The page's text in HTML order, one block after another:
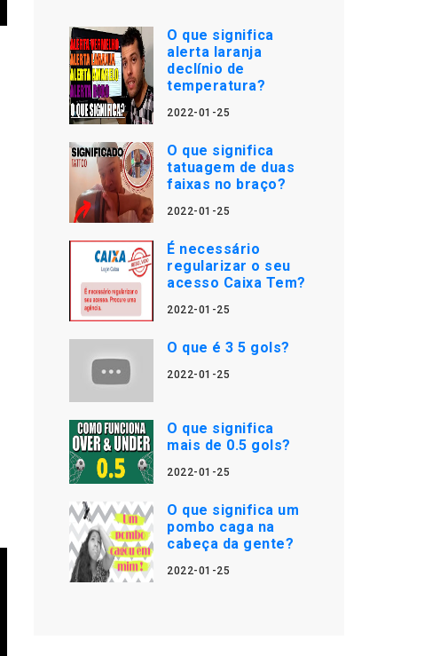
O que significa
alerta laranja
declínio de
temperatura?
2022-01-25
O que significa
tatuagem de duas
faixas no braço?
2022-01-25
É necessário
regularizar o seu
acesso Caixa Tem?
2022-01-25
O que é 3 5 gols?
2022-01-25
O que significa
mais de 0.5 gols?
2022-01-25
O que significa um
pombo caga na
cabeça da gente?
2022-01-25